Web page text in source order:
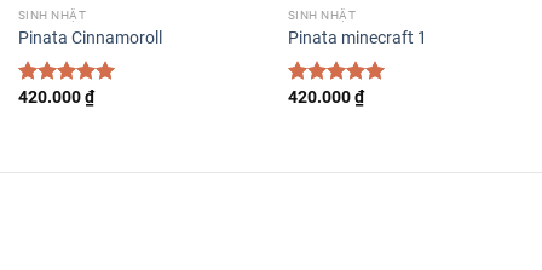
SINH NHẬT
Pinata Cinnamoroll
Rated5.00
420.000₫
SINH NHẬT
Pinata minecraft 1
Rated5.00
420.000₫